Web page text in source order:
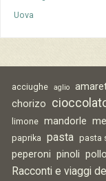
Uova
acciughe aglio
chorizo
limone mandorle
paprika pasta pasta
peperoni pinoli pollo
Racconti e viaggi